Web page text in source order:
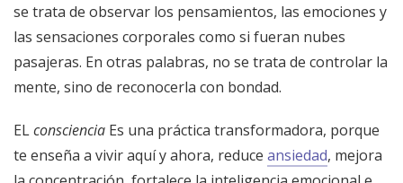
se trata de observar los pensamientos, las emociones y
las sensaciones corporales como si fueran nubes
pasajeras. En otras palabras, no se trata de controlar la
mente, sino de reconocerla con bondad.
ELconsciencia Es una práctica transformadora, porque
te enseña a vivir aquí y ahora, reduce ansiedad, mejora